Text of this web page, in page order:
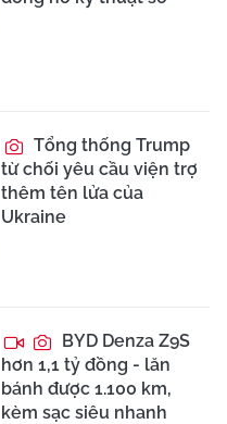
Tổng thống Trump
từ chối yêu cầu viện trợ
thêm tên lửa của
Ukraine
BYD Denza Z9S
hơn 1,1 tỷ đồng - lăn
bánh được 1.100 km,
kèm sạc siêu nhanh